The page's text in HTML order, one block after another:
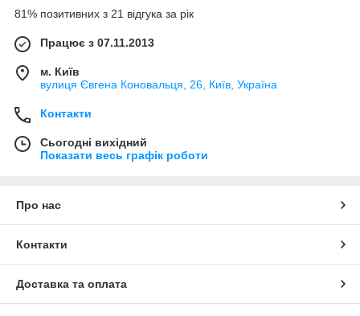
81% позитивних з 21 відгука за рік
Працює з 07.11.2013
м. Київ
вулиця Євгена Коновальця, 26, Київ, Україна
Контакти
Сьогодні вихідний
Показати весь графік роботи
Про нас
Контакти
Доставка та оплата